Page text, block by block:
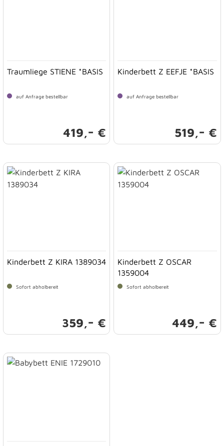
Traumliege STIENE *BASIS
auf Anfrage bestellbar
419,- €
Kinderbett Z EEFJE *BASIS
auf Anfrage bestellbar
519,- €
Kinderbett Z KIRA 1389034
Sofort abholbereit
359,- €
Kinderbett Z OSCAR
1359004
Sofort abholbereit
449,- €